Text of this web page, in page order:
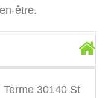
être.
30140 St